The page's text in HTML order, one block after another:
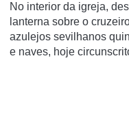
No interior da igreja,
lanterna sobre o
azulejos sevilhanos
e naves, hoje